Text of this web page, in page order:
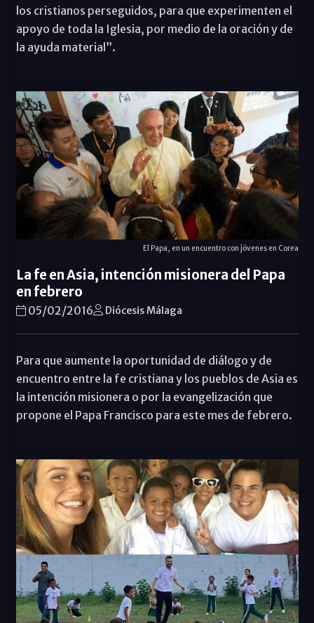
los cristianos perseguidos, para que experimenten el
apoyo de toda la Iglesia, por medio de la oración y de
la ayuda material”.
El Papa, en un encuentro con jóvenes en Corea
La fe en Asia, intención misionera del Papa
en febrero
05/02/2016 Diócesis Málaga
Para que aumente la oportunidad de diálogo y de
encuentro entre la fe cristiana y los pueblos de Asia es
la intención misionera o por la evangelización que
propone el Papa Francisco para este mes de febrero.